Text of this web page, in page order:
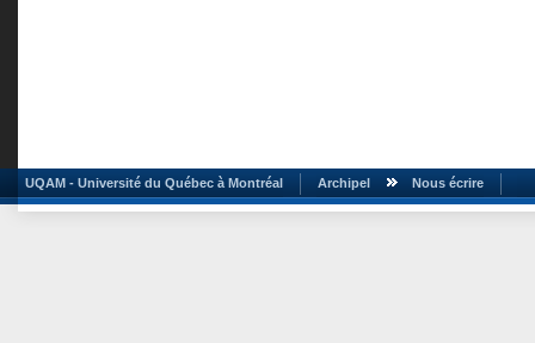
UQAM - Université du Québec à Montréal Archipel Nous écrire